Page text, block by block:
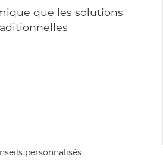
que les solutions